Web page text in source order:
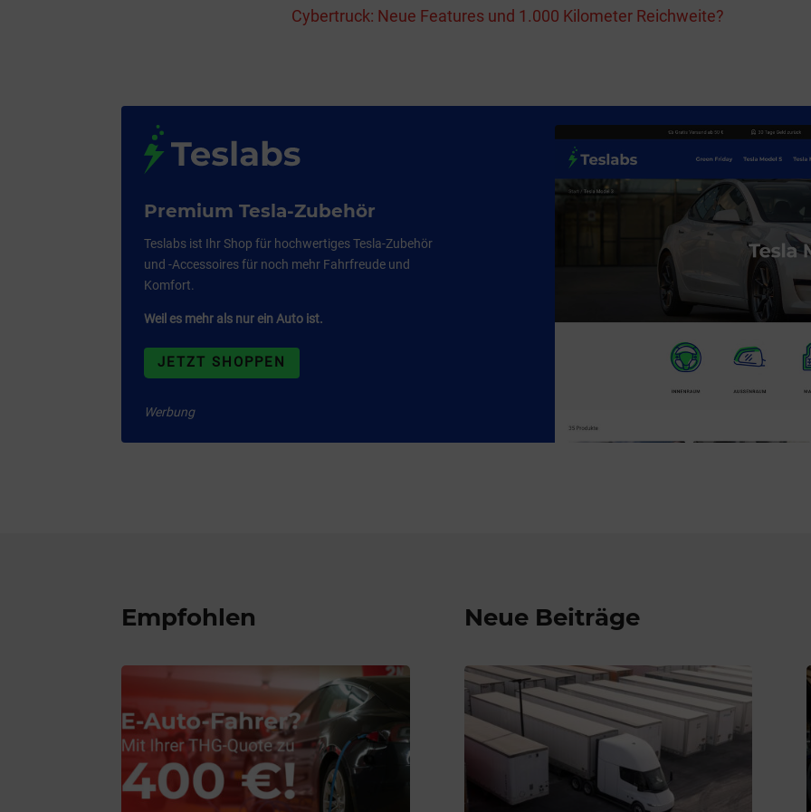
Cybertruck: Neue Features und 1.000 Kilometer Reichweite?
Premium Tesla-Zubehör
Teslabs ist Ihr Shop für hochwertiges Tesla-Zubehör
und -Accessoires für noch mehr Fahrfreude und
Komfort.
Weil es mehr als nur ein Auto ist.
JETZT SHOPPEN
Werbung
Empfohlen Neue Beiträge